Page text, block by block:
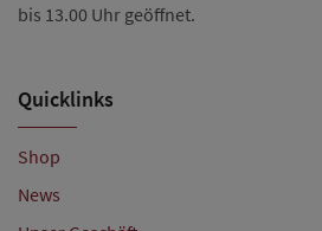
bis 13.00 Uhr geöffnet.
Quicklinks
Shop
News